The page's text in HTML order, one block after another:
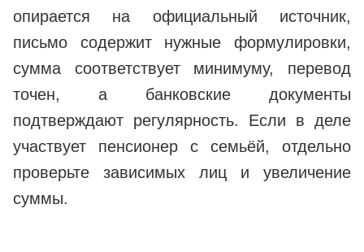
опирается на официальный источник,
письмо содержит нужные формулировки,
сумма соответствует минимуму, перевод
точен, а банковские документы
подтверждают регулярность. Если в деле
участвует пенсионер с семьёй, отдельно
проверьте зависимых лиц и увеличение
суммы.